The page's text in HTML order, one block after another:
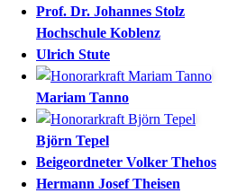
Prof. Dr. Johannes Stolz
Hochschule Koblenz
Ulrich Stute
Mariam Tanno
Björn Tepel
Beigeordneter Volker Thehos
Hermann JosefTheisen